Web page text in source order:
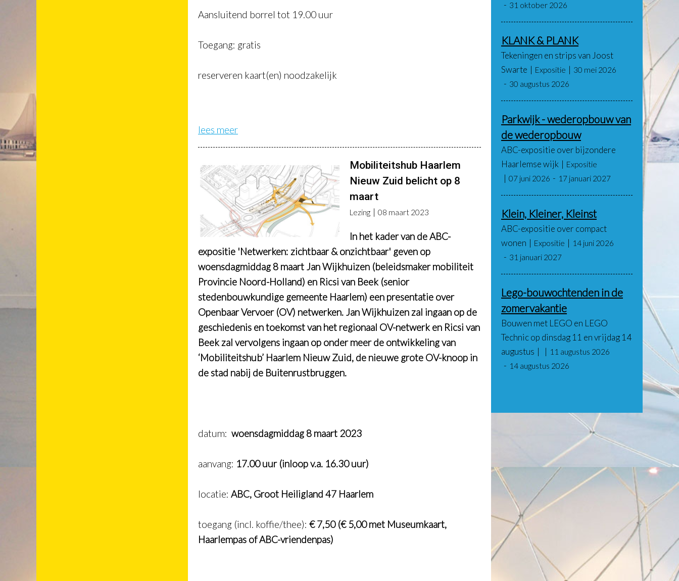
Aansluitend borrel tot 19.00 uur
Toegang: gratis
reserveren kaart(en) noodzakelijk
lees meer
Mobiliteitshub Haarlem
Nieuw Zuid belicht op 8
maart
Lezing 08 maart 2023
In het kader van de ABC-
expositie 'Netwerken: zichtbaar & onzichtbaar' geven op
woensdagmiddag 8 maart Jan Wijkhuizen (beleidsmaker mobiliteit
Provincie Noord-Holland) en Ricsi van Beek (senior
stedenbouwkundige gemeente Haarlem) een presentatie over
Openbaar Vervoer (OV) netwerken. Jan Wijkhuizen zal ingaan op de
geschiedenis en toekomst van het regionaal OV-netwerk en Ricsi van
Beek zal vervolgens ingaan op onder meer de ontwikkeling van
‘Mobiliteitshub’ Haarlem Nieuw Zuid, de nieuwe grote OV-knoop in
de stad nabij de Buitenrustbruggen.
datum: woensdagmiddag 8 maart 2023
aanvang: 17.00 uur (inloop v.a. 16.30 uur)
locatie: ABC, Groot Heiligland 47 Haarlem
toegang (incl. koffie/thee): € 7,50 (€ 5,00 met Museumkaart,
Haarlempas of ABC-vriendenpas)
31 oktober 2026
KLANK & PLANK
Tekeningen en strips van Joost
Swarte
Expositie
30 mei 2026
30 augustus 2026
Parkwijk - wederopbouw van
de wederopbouw
ABC-expositie over bijzondere
Haarlemse wijk
Expositie
07 juni 2026
17 januari 2027
Klein, Kleiner, Kleinst
ABC-expositie over compact
wonen
Expositie
14 juni 2026
31 januari 2027
Lego-bouwochtenden in de
zomervakantie
Bouwen met LEGO en LEGO
Technic op dinsdag 11 en vrijdag 14
augustus
11 augustus 2026
14 augustus 2026